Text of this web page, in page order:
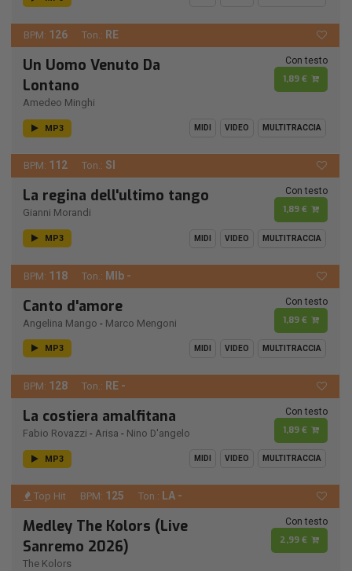
BPM: 126 Ton.: RE
Un Uomo Venuto Da
Lontano
Amedeo Minghi
Con testo
1,89 €
MP3 MIDI VIDEO MULTITRACCIA
BPM: 112 Ton.: SI
La regina dell'ultimo tango
Gianni Morandi
Con testo
1,89 €
MP3 MIDI VIDEO MULTITRACCIA
BPM: 118 Ton.: MIb -
Canto d'amore
Angelina Mango - Marco Mengoni
Con testo
1,89 €
MP3 MIDI VIDEO MULTITRACCIA
BPM: 128 Ton.: RE -
La costiera amalfitana
Fabio Rovazzi - Arisa - Nino D'angelo
Con testo
1,89 €
MP3 MIDI VIDEO MULTITRACCIA
Top Hit BPM: 125 Ton.: LA -
Medley The Kolors (Live
Sanremo 2026)
The Kolors
Con testo
2,99 €